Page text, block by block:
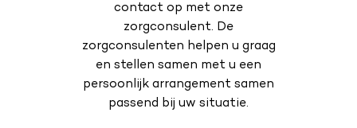
contact op met onze
zorgconsulent. De
zorgconsulenten helpen u graag
en stellen samen met u een
persoonlijk arrangement samen
passend bij uw situatie.